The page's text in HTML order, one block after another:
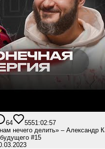
64 5551:02:57
нечего делить» – Александр
#15